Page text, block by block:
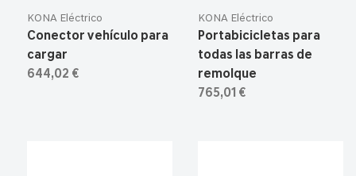
KONA Eléctrico
Conector vehículo para
cargar
644,02 €
KONA Eléctrico
Portabicicletas para
todas las barras de
remolque
765,01 €